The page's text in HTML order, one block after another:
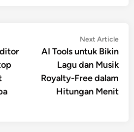
Next Article
AI Tools untuk Bikin
Lagu dan Musik
Royalty-Free dalam
Hitungan Menit